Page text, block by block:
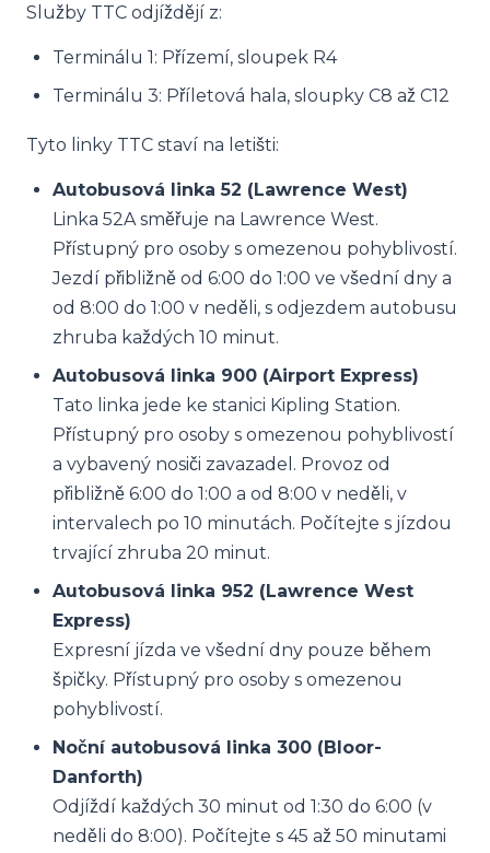
Služby TTC odjíždějí z:
Terminálu 1: Přízemí, sloupek R4
Terminálu 3: Příletová hala, sloupky C8 až C12
Tyto linky TTC staví na letišti:
Autobusová linka 52 (Lawrence West)
Linka 52A směřuje na Lawrence West.
Přístupný pro osoby s omezenou pohyblivostí.
Jezdí přibližně od 6:00 do 1:00 ve všední dny a
od 8:00 do 1:00 v neděli, s odjezdem autobusu
zhruba každých 10 minut.
Autobusová linka 900 (Airport Express)
Tato linka jede ke stanici Kipling Station.
Přístupný pro osoby s omezenou pohyblivostí
a vybavený nosiči zavazadel. Provoz od
přibližně 6:00 do 1:00 a od 8:00 v neděli, v
intervalech po 10 minutách. Počítejte s jízdou
trvající zhruba 20 minut.
Autobusová linka 952 (Lawrence West
Express)
Expresní jízda ve všední dny pouze během
špičky. Přístupný pro osoby s omezenou
pohyblivostí.
Noční autobusová linka 300 (Bloor-
Danforth)
Odjíždí každých 30 minut od 1:30 do 6:00 (v
neděli do 8:00). Počítejte s 45 až 50 minutami